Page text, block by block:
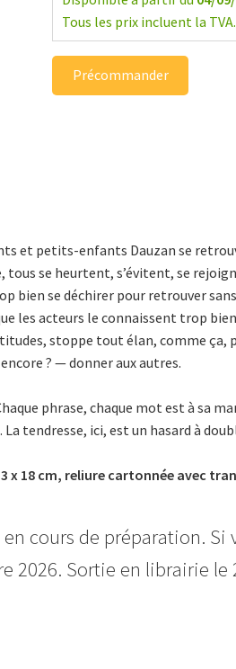
Tous les prix incluent la
Précommander
et petits-enfants Dauzan se
tous se heurtent, s’évitent, se
bien se déchirer pour retrouver
les acteurs le connaissent trop
stoppe tout élan, comme
? — donner aux autres.
phrase, chaque mot est à sa
tendresse, ici, est un hasard à
18 cm, reliure cartonnée avec
en cours de préparation.
Sortie en librairie